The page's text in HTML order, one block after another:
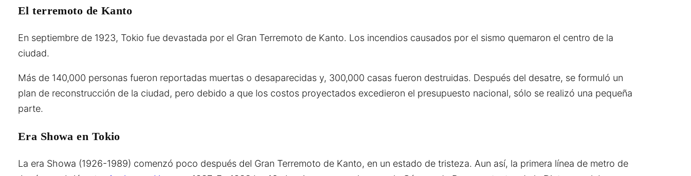
El terremoto de Kanto
En septiembre de 1923, Tokio fue devastada por el Gran Terremoto de Kanto. Los incendios causados por el sismo quemaron el centro de la
ciudad.
Más de 140,000 personas fueron reportadas muertas o desaparecidas y, 300,000 casas fueron destruidas. Después del desatre, se formuló un
plan de reconstrucción de la ciudad, pero debido a que los costos proyectados excedieron el presupuesto nacional, sólo se realizó una pequeña
parte.
Era Showa en Tokio
La era Showa (1926-1989) comenzó poco después del Gran Terremoto de Kanto, en un estado de tristeza. Aun así, la primera línea de metro de